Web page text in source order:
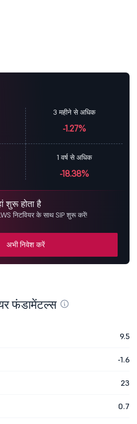
3 महीने से अधिक
-1.27%
1 वर्ष से अधिक
-18.38%
शुरू होता है
निटवियर के साथ SIP शुरू करें!
अभी निवेश करें
फंडामेंटल्स
9.5
-1.6
23
0.7